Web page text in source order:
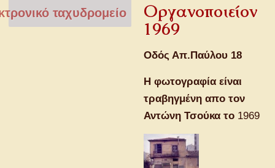
ταχυδρομείο
Οργανοποιείον
1969
Οδός Απ.Παύλου 18
Η φωτογραφία είναι
τραβηγμένη απο τον
Αντώνη Τσούκα το 1969